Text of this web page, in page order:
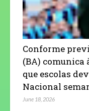
Conforme
(BA) comunica
que escolas
Nacional
June 18, 2026